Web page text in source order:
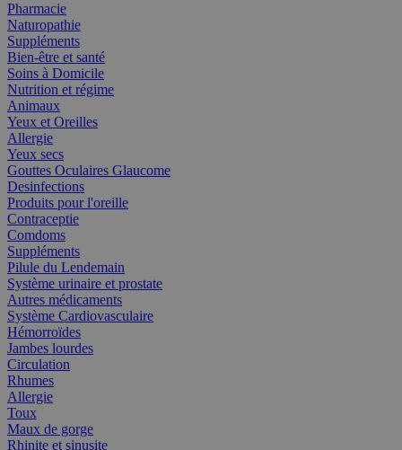
Pharmacie
Naturopathie
Suppléments
Bien-être et santé
Soins à Domicile
Nutrition et régime
Animaux
Yeux et Oreilles
Allergie
Yeux secs
Gouttes Oculaires Glaucome
Desinfections
Produits pour l'oreille
Contraceptie
Comdoms
Suppléments
Pilule du Lendemain
Système urinaire et prostate
Autres médicaments
Système Cardiovasculaire
Hémorroïdes
Jambes lourdes
Circulation
Rhumes
Allergie
Toux
Maux de gorge
Rhinite et sinusite